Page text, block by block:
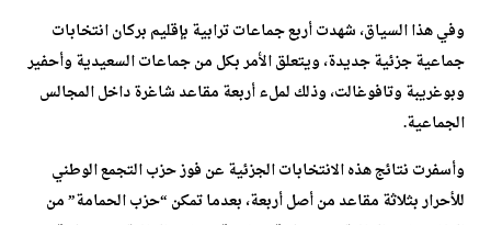
وفي هذا السياق، شهدت أربع جماعات ترابية بإقليم بركان انتخابات
جماعية جزئية جديدة، ويتعلق الأمر بكل من جماعات السعيدية وأحفير
وبوغريبة وتافوغالت، وذلك لملء أربعة مقاعد شاغرة داخل المجالس
الجماعية.
وأسفرت نتائج هذه الانتخابات الجزئية عن فوز حزب التجمع الوطني
للأحرار بثلاثة مقاعد من أصل أربعة، بعدما تمكن “حزب الحمامة” من